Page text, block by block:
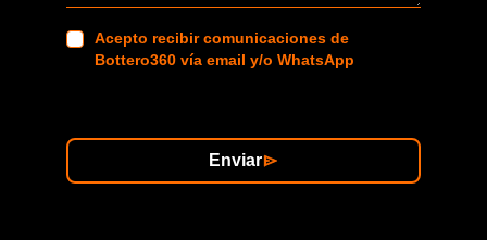
Acepto recibir comunicaciones de
Bottero360 vía email y/o WhatsApp
Enviar